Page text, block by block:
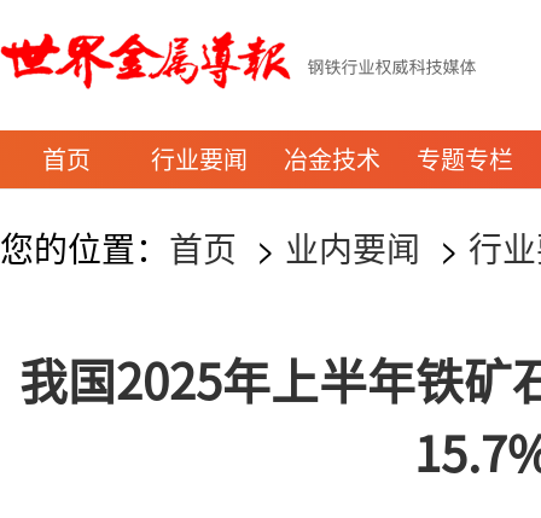
首页 行业要闻 冶金技术 专题专栏
您的位置： 首页 > 业内要闻 > 行
我国2025年上半年铁矿